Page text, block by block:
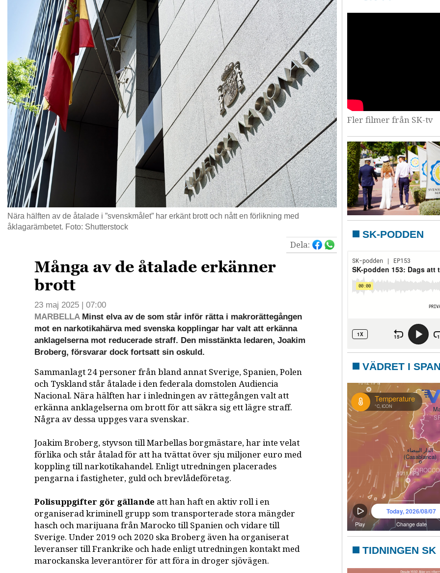
Nära hälften av de åtalade i ”svenskmålet” har erkänt brott och nått en förlikning med
åklagarämbetet. Foto: Shutterstock
Dela:
Många av de åtalade erkänner
brott
23 maj 2025 | 07:00
MARBELLAMinst elva av de som står inför rätta i makrorättegången
mot en narkotikahärva med svenska kopplingar har valt att erkänna
anklagelserna mot reducerade straff. Den misstänkta ledaren, Joakim
Broberg, försvarar dock fortsatt sin oskuld.
Sammanlagt 24 personer från bland annat Sverige, Spanien, Polen
och Tyskland står åtalade i den federala domstolen Audiencia
Nacional. Nära hälften har i inledningen av rättegången valt att
erkänna anklagelserna om brott för att säkra sig ett lägre straff.
Några av dessa uppges vara svenskar.
Joakim Broberg, styvson till Marbellas borgmästare, har inte velat
förlika och står åtalad för att ha tvättat över sju miljoner euro med
koppling till narkotikahandel. Enligt utredningen placerades
pengarna i fastigheter, guld och brevlådeföretag.
Polisuppgifter gör gällande att han haft en aktiv roll i en
organiserad kriminell grupp som transporterade stora mängder
hasch och marijuana från Marocko till Spanien och vidare till
Sverige. Under 2019 och 2020 ska Broberg även ha organiserat
leveranser till Frankrike och hade enligt utredningen kontakt med
marockanska leverantörer för att föra in droger sjövägen.
Fler filmer från SK-tv
SK-PODDEN
VÄDRET I
TIDNINGEN SK